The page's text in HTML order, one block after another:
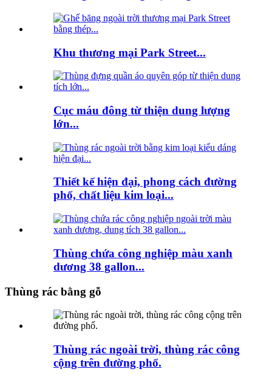
Khu thương mại Park Street...
Cục máu đông từ thiện dung lượng
lớn...
Thiết kế hiện đại, phong cách đường
phố, chất liệu kim loại...
Thùng chứa công nghiệp màu xanh
dương 38 gallon...
Thùng rác bằng gỗ
Thùng rác ngoài trời, thùng rác công
cộng trên đường phố.